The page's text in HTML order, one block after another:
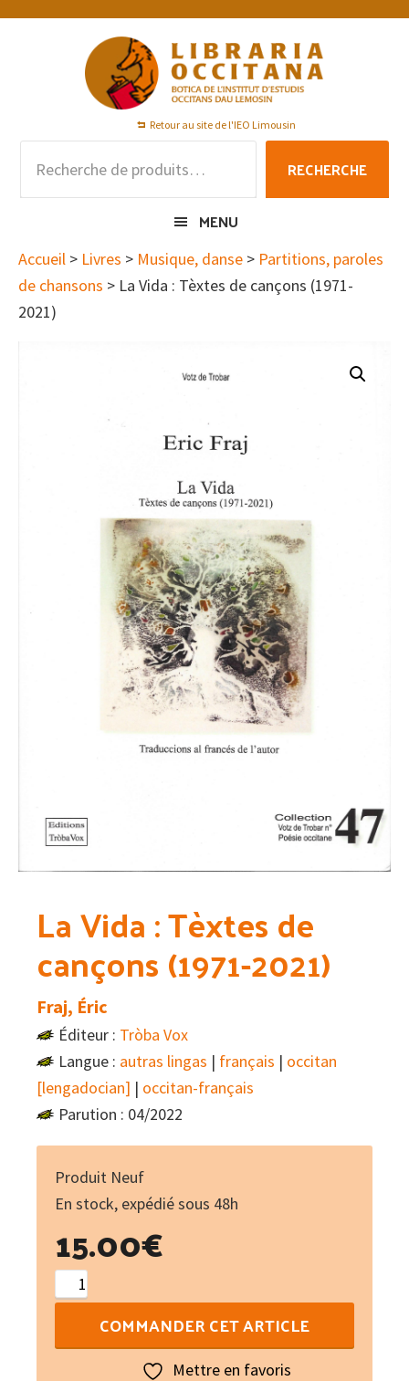
Passer
Passer
Passer
Retour au site de l'IEO Limousin
pour :
RECHERCHE
MENU
Accueil > Livres > Musique, danse > Partitions, paroles
de chansons > La Vida : Tèxtes de cançons (1971-
2021)
La Vida : Tèxtes de
cançons (1971-2021)
Fraj, Éric
Éditeur : Tròba Vox
Langue : autras lingas | français | occitan
[lengadocian] | occitan-français
Parution : 04/2022
Produit Neuf
En stock, expédié sous 48h
15.00€
quantité
de
COMMANDER CET ARTICLE
Mettre en favoris